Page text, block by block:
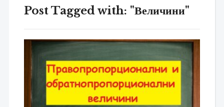
Post Tagged with: "Величини"